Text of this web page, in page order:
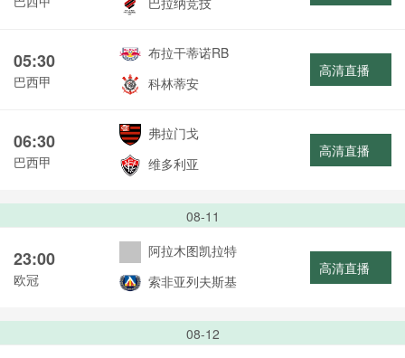
05:30
巴西甲
布拉干蒂诺RB
科林蒂安
高清直播
06:30
巴西甲
弗拉门戈
维多利亚
高清直播
08-11
23:00
欧冠
阿拉木图凯拉特
索非亚列夫斯基
高清直播
08-12